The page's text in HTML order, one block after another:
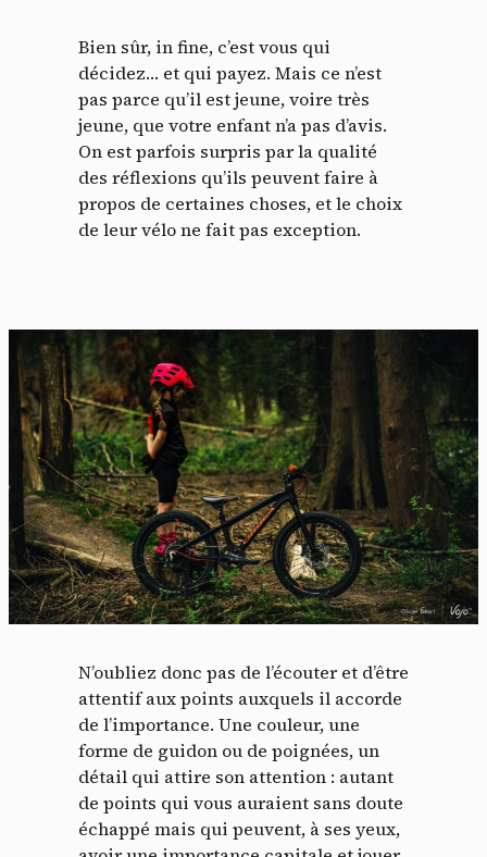
Bien sûr, in fine, c’est vous qui
décidez… et qui payez. Mais ce n’est
pas parce qu’il est jeune, voire très
jeune, que votre enfant n’a pas d’avis.
On est parfois surpris par la qualité
des réflexions qu’ils peuvent faire à
propos de certaines choses, et le choix
de leur vélo ne fait pas exception.
N’oubliez donc pas de l’écouter et d’être
attentif aux points auxquels il accorde
de l’importance. Une couleur, une
forme de guidon ou de poignées, un
détail qui attire son attention : autant
de points qui vous auraient sans doute
échappé mais qui peuvent, à ses yeux,